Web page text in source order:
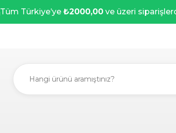
Tüm Türkiye’ye ₺2000,00 ve üzeri